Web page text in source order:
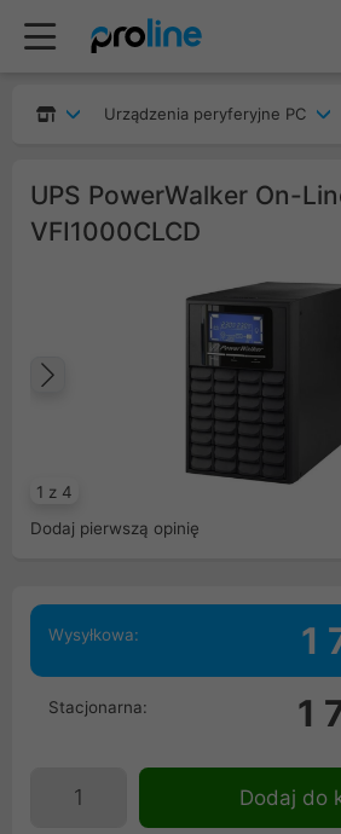
Urządzenia peryferyjne PC
UPS PowerWalker On-
VFI1000CLCD
1 z 4
Poprzedni
Dodaj pierwszą opinię
Wysyłkowa: 1
Stacjonarna: 1
Dodaj do